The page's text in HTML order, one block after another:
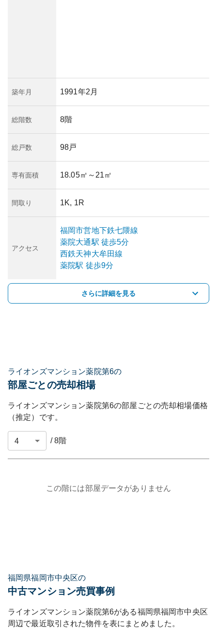
築年月 1991年2月
総階数 8階
総戸数 98戸
専有面積 18.05㎡ ～21㎡
間取り 1K, 1R
アクセス
福岡市営地下鉄七隈線
薬院大通駅 徒歩5分
西鉄天神大牟田線
薬院駅 徒歩9分
さらに詳細を見る
ライオンズマンション薬院第6の
部屋ごとの売却相場
ライオンズマンション薬院第6の部屋ごとの売却相場価格
（推定）です。
/8階
この階には部屋データがありません
福岡県福岡市中央区の
中古マンション売買事例
ライオンズマンション薬院第6がある福岡県福岡市中央区
周辺で最近取引された物件を表にまとめました。